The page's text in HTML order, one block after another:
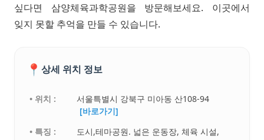
싶다면 삼양체육과학공원을 방문해보세요. 이곳에서
잊지 못할 추억을 만들 수 있습니다.
📍 상세 위치 정보
• 위치 :
서울특별시 강북구 미아동 산108-94
[바로가기]
• 특징 :
도시,테마공원. 넓은 운동장, 체육 시설,